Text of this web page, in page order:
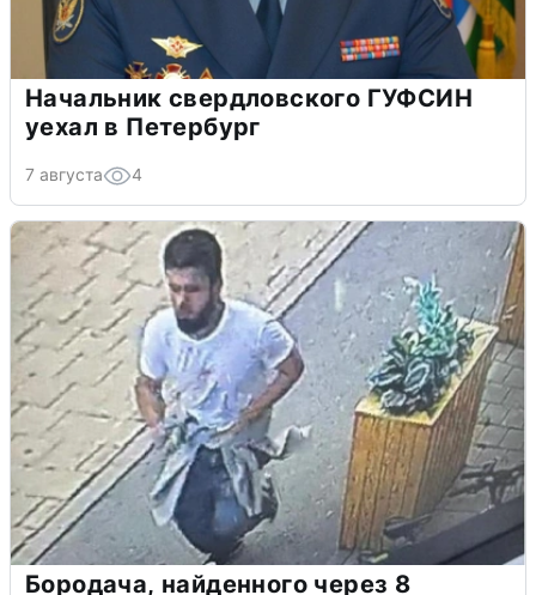
Начальник свердловского ГУФСИН
уехал в Петербург
7 августа 4
Бородача, найденного через 8